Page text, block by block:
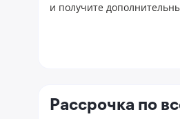
и получите
Рассрочка по